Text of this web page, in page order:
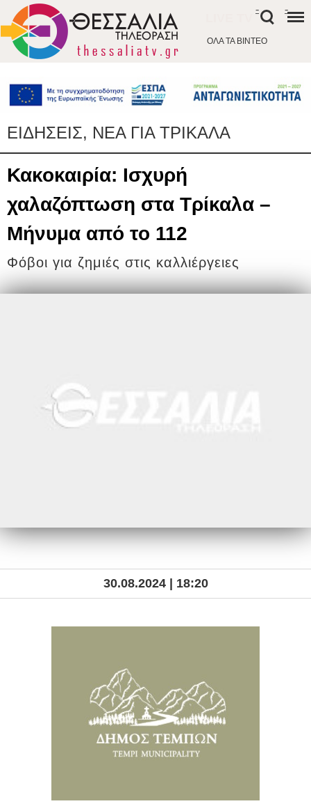
ΟΛΑ ΤΑ ΒΙΝΤΕΟ
- -
ΕΙΔΗΣΕΙΣ, ΝΕΑ ΓΙΑ ΤΡΙΚΑΛΑ
Κακοκαιρία: Ισχυρή
χαλαζόπτωση στα Τρίκαλα –
Μήνυμα από το 112
Φόβοι για ζημιές στις καλλιέργειες
30.08.2024 | 18:20